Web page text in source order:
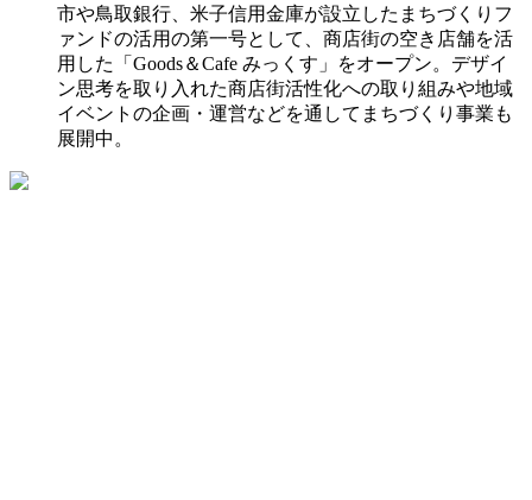
市や鳥取銀行、米子信用金庫が設立したまちづくりフ
ァンドの活用の第一号として、商店街の空き店舗を活
用した「Goods＆Cafe みっくす」をオープン。デザイ
ン思考を取り入れた商店街活性化への取り組みや地域
イベントの企画・運営などを通してまちづくり事業も
展開中。